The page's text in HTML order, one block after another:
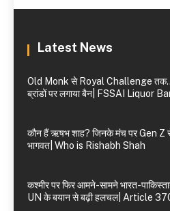
Latest News
Old Monk से Royal Challenge
ब्रांडों पर लगाया बैन| FSSAI Liquor
कौन हैं ऋषभ शाह? जिनके मंच पर Gen Z
भागवत| Who is Rishabh Shah
कश्मीर पर फिर आमने-सामने भारत-
UN के बयान से बढ़ी हलचल| Article